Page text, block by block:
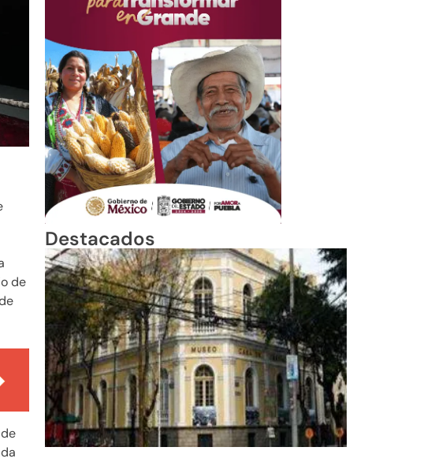
de
Destacados